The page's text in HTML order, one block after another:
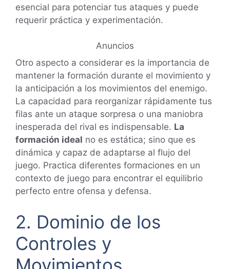
esencial para potenciar tus ataques y puede
requerir práctica y experimentación.
Anuncios
Otro aspecto a considerar es la importancia de
mantener la formación durante el movimiento y
la anticipación a los movimientos del enemigo.
La capacidad para reorganizar rápidamente tus
filas ante un ataque sorpresa o una maniobra
inesperada del rival es indispensable. La
formación ideal no es estática; sino que es
dinámica y capaz de adaptarse al flujo del
juego. Practica diferentes formaciones en un
contexto de juego para encontrar el equilibrio
perfecto entre ofensa y defensa.
2. Dominio de los
Controles y